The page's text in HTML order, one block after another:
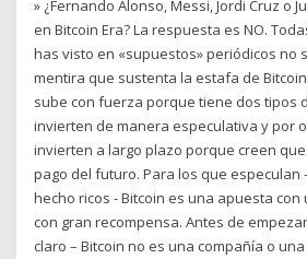
» ¿Fernando Alonso, Messi, Jordi Cruz o
en Bitcoin Era? La respuesta es NO.
has visto en «supuestos» periódicos no
mentira que sustenta la estafa de Bitcoin
sube con fuerza porque tiene dos tipos
invierten de manera especulativa y por
invierten a largo plazo porque creen
pago del futuro. Para los que especulan
hecho ricos - Bitcoin es una apuesta
con gran recompensa. Antes de
claro – Bitcoin no es una compañía o